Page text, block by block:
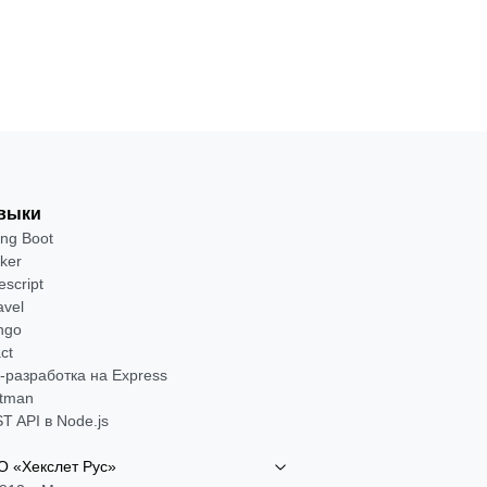
Boot
разработка на Express
API в Node.js
«Хекслет Рус»